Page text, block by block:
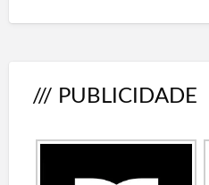
/// PUBLICIDADE